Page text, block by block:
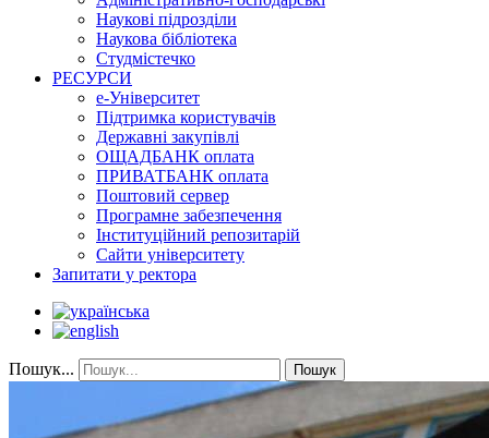
Наукові підрозділи
Наукова бібліотека
Студмістечко
РЕСУРСИ
е-Університет
Підтримка користувачів
Державні закупівлі
ОЩАДБАНК оплата
ПРИВАТБАНК оплата
Поштовий сервер
Програмне забезпечення
Інституційний репозитарій
Сайти університету
Запитати у ректора
Пошук... Пошук